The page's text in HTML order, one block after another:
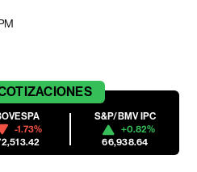
-1.73%
S&P/BMV IPC
+0.82%
66,938.64